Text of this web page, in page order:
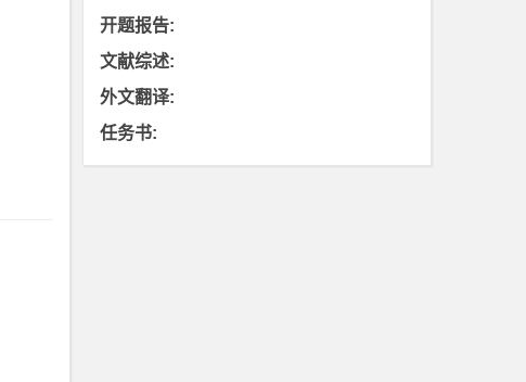
开题报告:
文献综述:
外文翻译:
任务书: